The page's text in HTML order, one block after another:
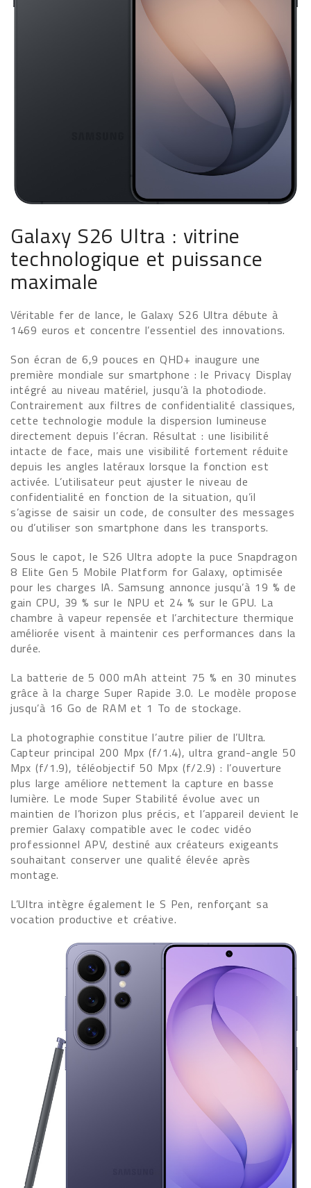
Galaxy S26 Ultra : vitrine
technologique et puissance
maximale
Véritable fer de lance, le Galaxy S26 Ultra débute à
1469 euros et concentre l’essentiel des innovations.
Son écran de 6,9 pouces en QHD+ inaugure une
première mondiale sur smartphone : le Privacy Display
intégré au niveau matériel, jusqu’à la photodiode.
Contrairement aux filtres de confidentialité classiques,
cette technologie module la dispersion lumineuse
directement depuis l’écran. Résultat : une lisibilité
intacte de face, mais une visibilité fortement réduite
depuis les angles latéraux lorsque la fonction est
activée. L’utilisateur peut ajuster le niveau de
confidentialité en fonction de la situation, qu’il
s’agisse de saisir un code, de consulter des messages
ou d’utiliser son smartphone dans les transports.
Sous le capot, le S26 Ultra adopte la puce Snapdragon
8 Elite Gen 5 Mobile Platform for Galaxy, optimisée
pour les charges IA. Samsung annonce jusqu’à 19 % de
gain CPU, 39 % sur le NPU et 24 % sur le GPU. La
chambre à vapeur repensée et l’architecture thermique
améliorée visent à maintenir ces performances dans la
durée.
La batterie de 5 000 mAh atteint 75 % en 30 minutes
grâce à la charge Super Rapide 3.0. Le modèle propose
jusqu’à 16 Go de RAM et 1 To de stockage.
La photographie constitue l’autre pilier de l’Ultra.
Capteur principal 200 Mpx (f/1.4), ultra grand-angle 50
Mpx (f/1.9), téléobjectif 50 Mpx (f/2.9) : l’ouverture
plus large améliore nettement la capture en basse
lumière. Le mode Super Stabilité évolue avec un
maintien de l’horizon plus précis, et l’appareil devient le
premier Galaxy compatible avec le codec vidéo
professionnel APV, destiné aux créateurs exigeants
souhaitant conserver une qualité élevée après
montage.
L’Ultra intègre également le S Pen, renforçant sa
vocation productive et créative.